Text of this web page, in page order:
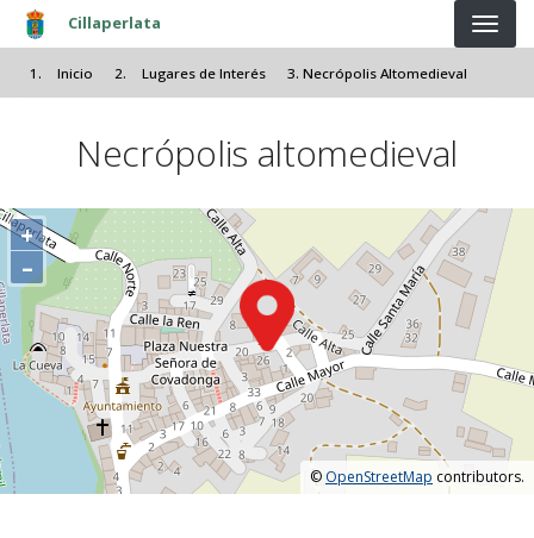
Pasar al contenido principal
Cillaperlata
Inicio Lugares de Interés Necrópolis Altomedieval
Necrópolis altomedieval
+
–
© OpenStreetMap contributors.